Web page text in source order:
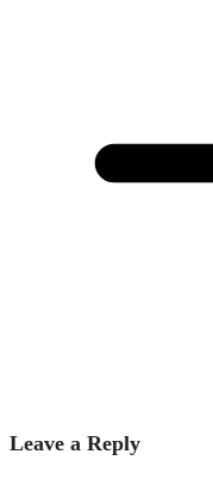
Leave a Reply